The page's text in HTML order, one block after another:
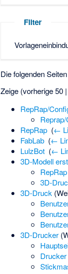
Filter
Die folgenden
Zeige (vorherige 50
RepRap/
RepRap (←
FabLab (←
LulzBot (←
3D-Modell
RepRap
3D-
3D-Druck
3D-Drucker
Drucker